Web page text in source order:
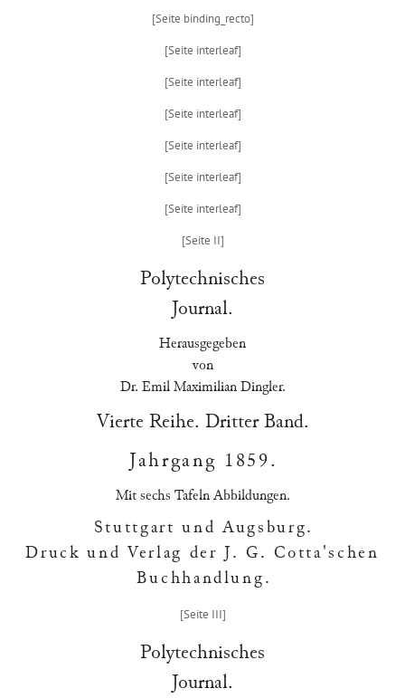
Polytechnisches
Journal.
Herausgegeben
von
Dr. Emil Maximilian Dingler.
Vierte Reihe. Dritter Band.
Jahrgang 1859.
Mit sechs Tafeln Abbildungen.
Stuttgart und Augsburg.
Druck und Verlag der J. G. Cotta'schen
Buchhandlung .
Polytechnisches
Journal.